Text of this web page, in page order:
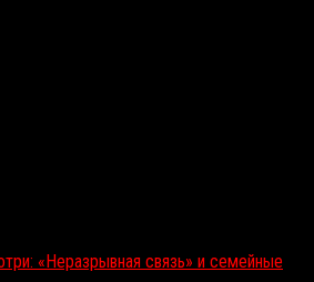
«Неразрывная связь» и семейные